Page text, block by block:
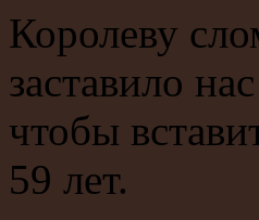
Королеву
заставило
чтобы
59 лет.